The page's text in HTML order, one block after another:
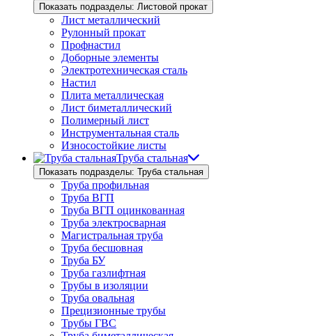
Показать подразделы: Листовой прокат
Лист металлический
Рулонный прокат
Профнастил
Доборные элементы
Электротехническая сталь
Настил
Плита металлическая
Лист биметаллический
Полимерный лист
Инструментальная сталь
Износостойкие листы
Труба стальная
Показать подразделы: Труба стальная
Труба профильная
Труба ВГП
Труба ВГП оцинкованная
Труба электросварная
Магистральная труба
Труба бесшовная
Труба БУ
Труба газлифтная
Трубы в изоляции
Труба овальная
Прецизионные трубы
Трубы ГВС